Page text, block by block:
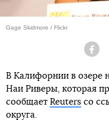
Gage Skidmore / Flickr
В Калифорнии в озере
Наи Риверы, которая
сообщает Reuters со
округа.